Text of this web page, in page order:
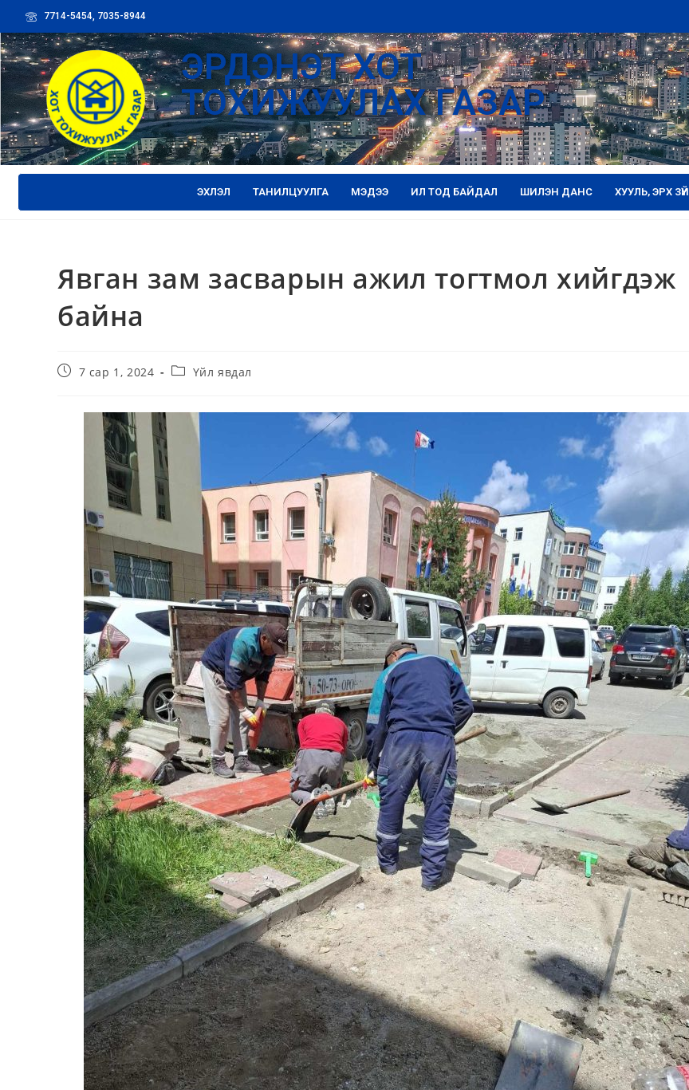
7714-5454, 7035-8944
ЭРДЭНЭТ ХОТ
ТОХИЖУУЛАХ ГАЗАР
ЭХЛЭЛ ТАНИЛЦУУЛГА МЭДЭЭ ИЛ ТОД БАЙДАЛ ШИЛЭН ДАНС ХУУЛЬ, ЭРХ ЗҮЙ
Явган зам засварын ажил тогтмол хийгдэж
байна
7 сар 1, 2024 Үйл явдал